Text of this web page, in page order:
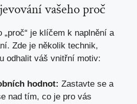
vašeho proč
„proč“ je klíčem k naplnění a
Zde je několik technik,
odhalit váš vnitřní motiv:
hodnot: Zastavte se a
nad tím, co je pro vás